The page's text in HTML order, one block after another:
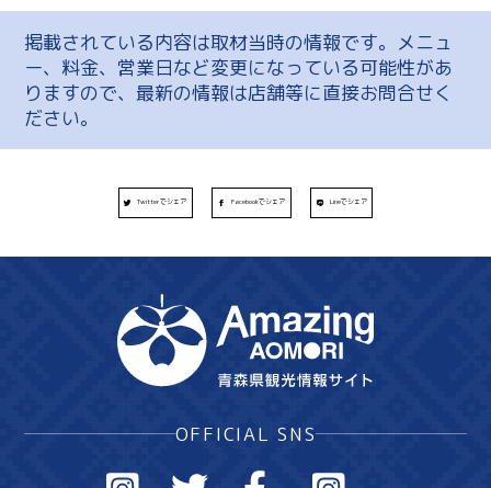
掲載されている内容は取材当時の情報です。メニュ
ー、料金、営業日など変更になっている可能性があ
りますので、最新の情報は店舗等に直接お問合せく
ださい。
Twitterでシェア Facebookでシェア Lineでシェア
OFFICIAL SNS